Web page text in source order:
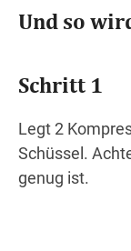
Und so
Schritt 1
Legt 2
Schüssel.
genug ist.